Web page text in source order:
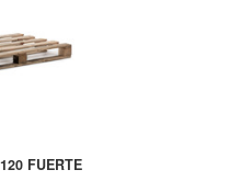
FUERTE